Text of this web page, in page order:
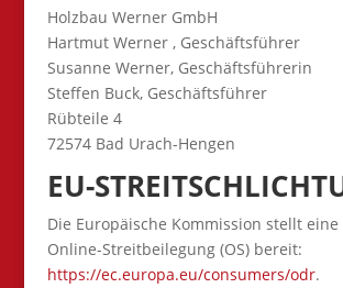
Holzbau Werner GmbH
Hartmut Werner , Geschäftsführer
Susanne Werner, Geschäftsführerin
Steffen Buck, Geschäftsführer
Rübteile 4
72574 Bad Urach-Hengen
EU-
Die Europäische Kommission stellt
Online-Streitbeilegung (OS) bereit:
https://ec.europa.eu/consumers/odr.